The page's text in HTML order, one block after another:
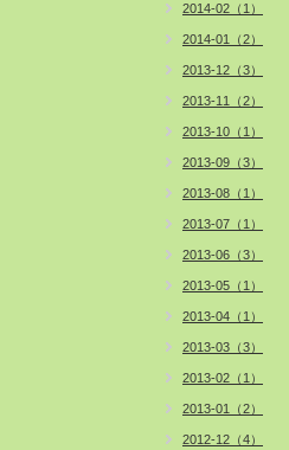
2014-02（1）
2014-01（2）
2013-12（3）
2013-11（2）
2013-10（1）
2013-09（3）
2013-08（1）
2013-07（1）
2013-06（3）
2013-05（1）
2013-04（1）
2013-03（3）
2013-02（1）
2013-01（2）
2012-12（4）